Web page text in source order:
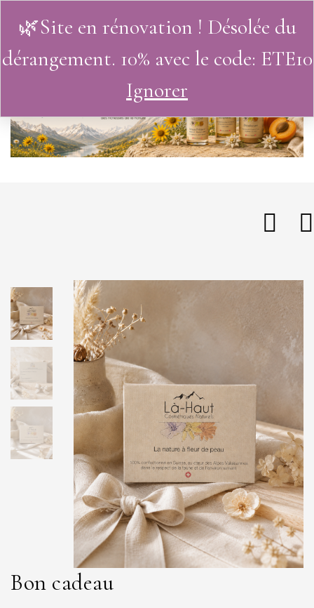
0
Bon cadeau
🌿Site en rénovation ! Désolée du
dérangement. 10% avec le code: ETE10
Ignorer